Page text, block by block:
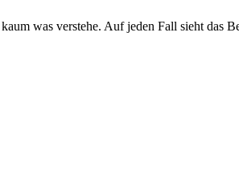
was verstehe. Auf jeden Fall sieht das